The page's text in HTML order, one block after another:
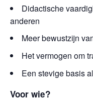
Didactische
anderen
Meer bewustzijn
Het vermogen om
Een stevige basis
Voor wie?